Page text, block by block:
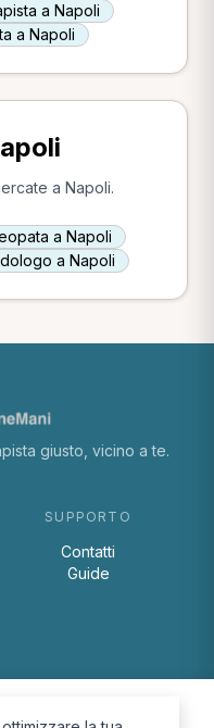
a Napoli
a Napoli
a Napoli.
a Napoli
a Napoli
giusto, vicino a te.
SUPPORTO
Contatti
Guide